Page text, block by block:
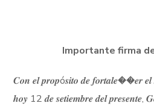
Importante firma
𝑪𝒐𝒏 𝒆𝒍 𝒑𝒓𝒐𝒑ó𝒔𝒊𝒕𝒐 𝒅𝒆 𝒇𝒐𝒓𝒕𝒂𝒍𝒆��𝒆𝒓
𝒉𝒐𝒚 12 𝒅𝒆 𝒔𝒆𝒕𝒊𝒆𝒎𝒃𝒓𝒆 𝒅𝒆𝒍 𝒑𝒓𝒆𝒔𝒆𝒏𝒕𝒆,